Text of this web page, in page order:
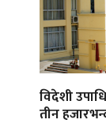
विदेशी
तीन